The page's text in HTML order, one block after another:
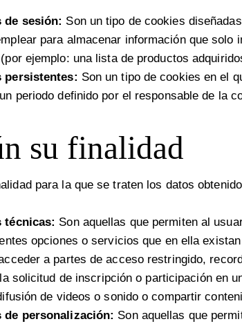
de sesión: Son un tipo de cookies
para almacenar información que
ejemplo: una lista de productos
persistentes: Son un tipo de cookies en el
periodo definido por el responsable de la
su finalidad
para la que se traten los datos
técnicas: Son aquellas que permiten al
opciones o servicios que en ella
a partes de acceso restringido,
solicitud de inscripción o participación en
de videos o sonido o compartir
de personalización: Son aquellas que